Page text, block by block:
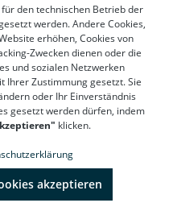
die optimale Funktion des
dein Fahrvergnügen
Motorrads mit einem
und erlebe eine neue
den technischen Betrieb der
werden. Andere Cookies,
erhöhen, Cookies von
Zwecken dienen oder die
und sozialen Netzwerken
Ihrer Zustimmung gesetzt. Sie
oder Ihr Einverständnis
gesetzt werden dürfen, indem
klicken.
akzeptieren
shopvote.de ⓘ